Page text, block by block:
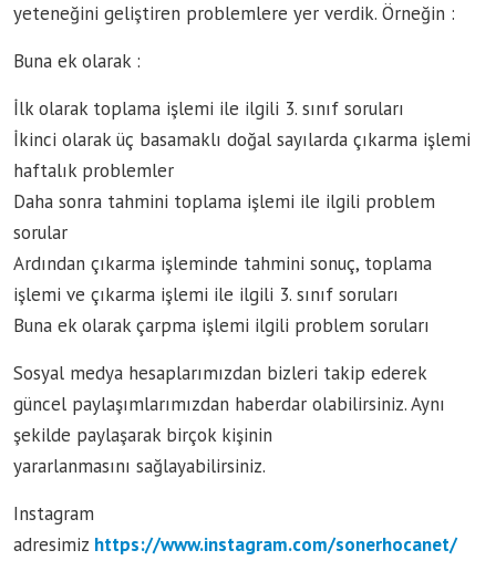
yeteneğini geliştiren problemlere yer verdik. Örneğin :
Buna ek olarak :
İlk olarak toplama işlemi ile ilgili 3. sınıf soruları
İkinci olarak üç basamaklı doğal sayılarda çıkarma işlemi
haftalık problemler
Daha sonra tahmini toplama işlemi ile ilgili problem
sorular
Ardından çıkarma işleminde tahmini sonuç, toplama
işlemi ve çıkarma işlemi ile ilgili 3. sınıf soruları
Buna ek olarak çarpma işlemi ilgili problem soruları
Sosyal medya hesaplarımızdan bizleri takip ederek
güncel paylaşımlarımızdan haberdar olabilirsiniz. Aynı
şekilde paylaşarak birçok kişinin
yararlanmasını sağlayabilirsiniz.
Instagram
adresimiz https://www.instagram.com/sonerhocanet/